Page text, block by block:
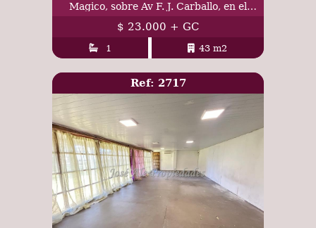
Magico, sobre Av F. J. Carballo, en el
General, Colonia. Complejo Grido Q!
Mapfre
$ 23.000 + GC
1 43 m2
Ref: 2717